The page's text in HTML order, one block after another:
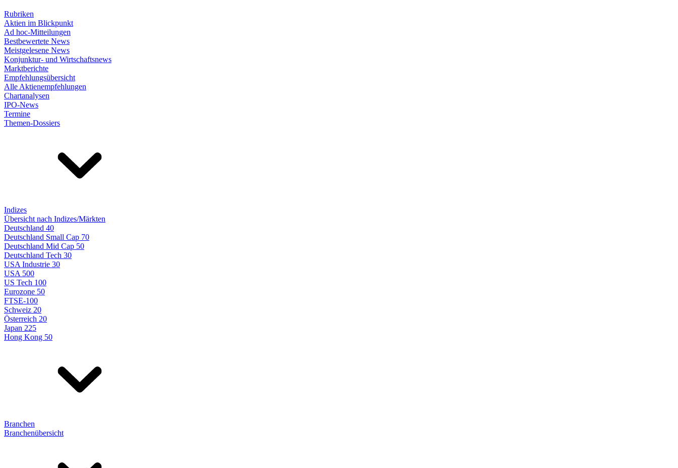
Rubriken
Aktien im Blickpunkt
Ad hoc-Mitteilungen
Bestbewertete News
Meistgelesene News
Konjunktur- und Wirtschaftsnews
Marktberichte
Empfehlungsübersicht
Alle Aktienempfehlungen
Chartanalysen
IPO-News
Termine
Themen-Dossiers
Indizes
Übersicht nach Indizes/Märkten
Deutschland 40
Deutschland Small Cap 70
Deutschland Mid Cap 50
Deutschland Tech 30
USA Industrie 30
USA 500
US Tech 100
Eurozone 50
FTSE-100
Schweiz 20
Österreich 20
Japan 225
Hong Kong 50
Branchen
Branchenübersicht